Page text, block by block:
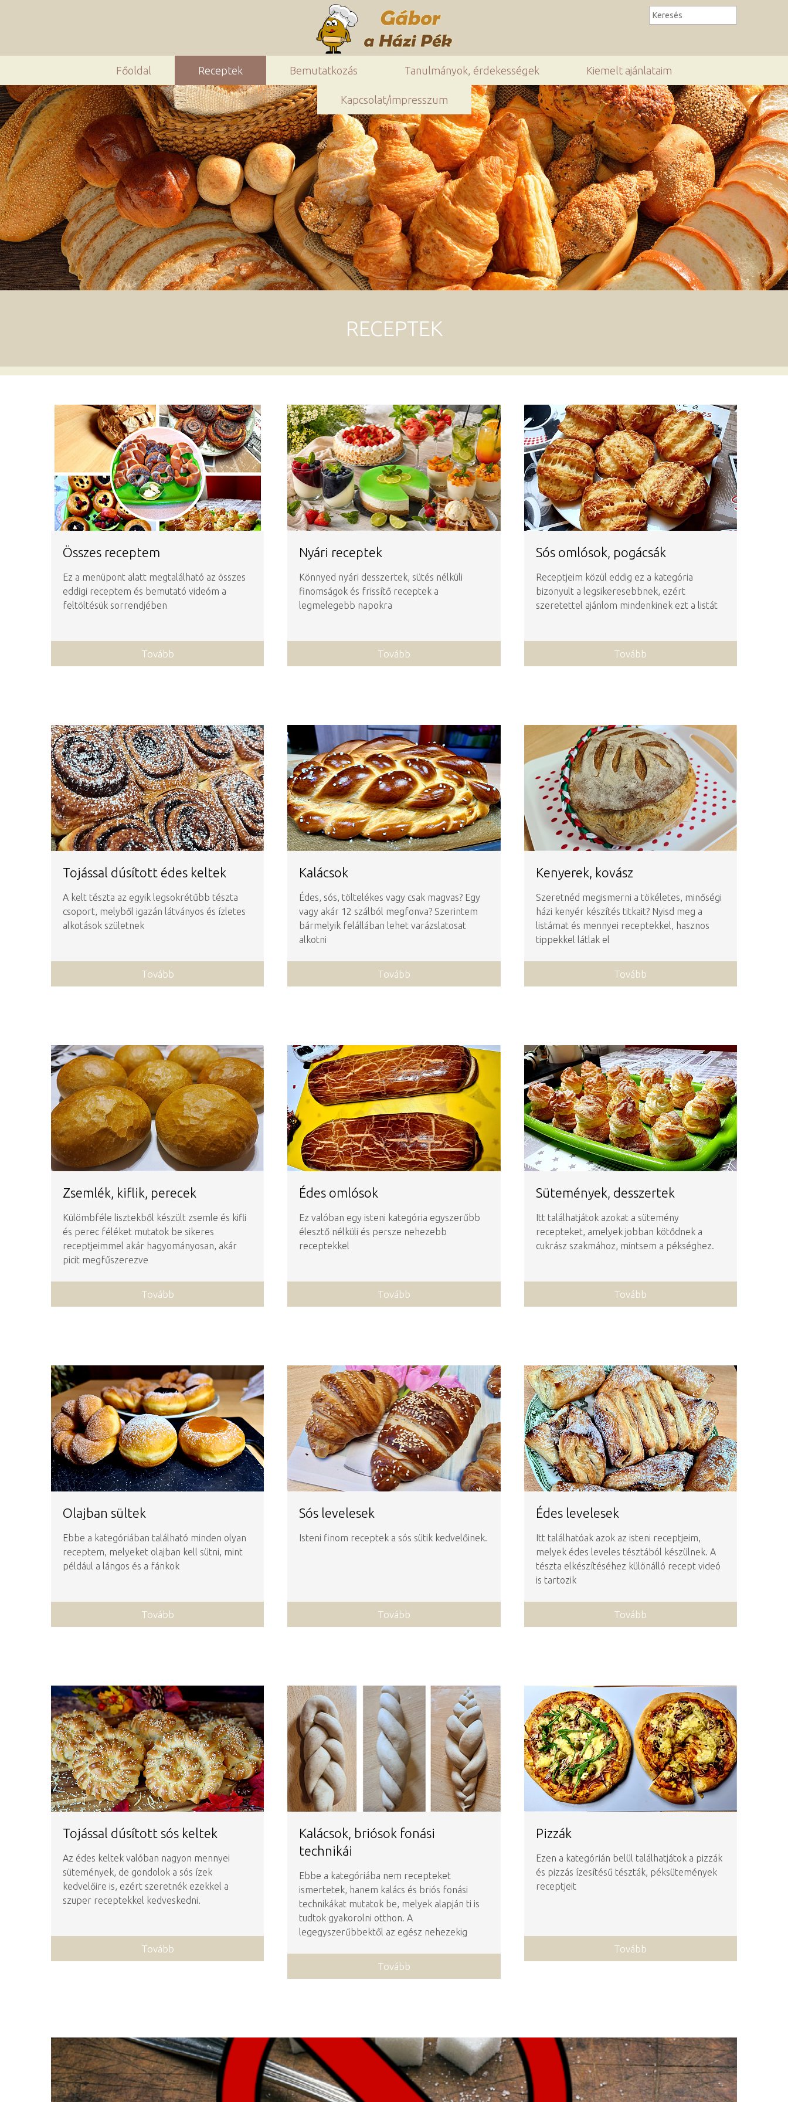
Főoldal Receptek Bemutatkozás Tanulmányok, érdekességek Kiemelt ajánlataim
Kapcsolat/impresszum
RECEPTEK
Összes receptem
Ez a menüpont alatt megtalálható az összes
eddigi receptem és bemutató videóm a
feltöltésük sorrendjében
Tovább
Nyári receptek
Könnyed nyári desszertek, sütés nélküli
finomságok és frissítő receptek a
legmelegebb napokra
Tovább
Sós omlósok, pogácsák
Receptjeim közül eddig ez a kategória
bizonyult a legsikeresebbnek, ezért
szeretettel ajánlom mindenkinek ezt a listát
Tovább
Tojással dúsított édes keltek
A kelt tészta az egyik legsokrétűbb tészta
csoport, melyből igazán látványos és ízletes
alkotások születnek
Tovább
Kalácsok
Édes, sós, töltelékes vagy csak magvas? Egy
vagy akár 12 szálból megfonva? Szerintem
bármelyik felállában lehet varázslatosat
alkotni
Tovább
Kenyerek, kovász
Szeretnéd megismerni a tökéletes, minőségi
házi kenyér készítés titkait? Nyisd meg a
listámat és mennyei receptekkel, hasznos
tippekkel látlak el
Tovább
Zsemlék, kiflik, perecek
Külömbféle lisztekből készült zsemle és kifli
és perec féléket mutatok be sikeres
receptjeimmel akár hagyományosan, akár
picit megfűszerezve
Tovább
Édes omlósok
Ez valóban egy isteni kategória egyszerűbb
élesztő nélküli és persze nehezebb
receptekkel
Tovább
Sütemények, desszertek
Itt találhatjátok azokat a sütemény
recepteket, amelyek jobban kötődnek a
cukrász szakmához, mintsem a pékséghez.
Tovább
Olajban sültek
Ebbe a kategóriában található minden olyan
receptem, melyeket olajban kell sütni, mint
például a lángos és a fánkok
Tovább
Sós levelesek
Isteni finom receptek a sós sütik kedvelőinek.
Tovább
Édes levelesek
Itt találhatóak azok az isteni receptjeim,
melyek édes leveles tésztából készülnek. A
tészta elkészítéséhez különálló recept videó
is tartozik
Tovább
Tojással dúsított sós keltek
Az édes keltek valóban nagyon mennyei
sütemények, de gondolok a sós ízek
kedvelőire is, ezért szeretnék ezekkel a
szuper receptekkel kedveskedni.
Tovább
Kalácsok, briósok fonási
technikái
Ebbe a kategóriába nem recepteket
ismertetek, hanem kalács és briós fonási
technikákat mutatok be, melyek alapján ti is
tudtok gyakorolni otthon. A
legegyszerűbbektől az egész nehezekig
Tovább
Pizzák
Ezen a kategórián belül találhatjátok a pizzák
és pizzás ízesítésű tészták, péksütemények
receptjeit
Tovább